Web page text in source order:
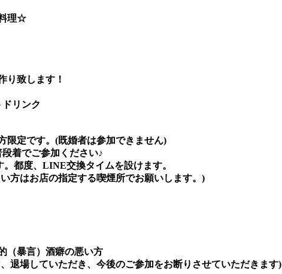
理☆
り致します！
リンク
限定です。(既婚者は参加できません)
着でご参加ください♪
都度、LINE交換タイムを設けます。
方はお店の指定する喫煙所でお願いします。)
（暴言）酒癖の悪い方
退場していただき、今後のご参加をお断りさせていただきます)